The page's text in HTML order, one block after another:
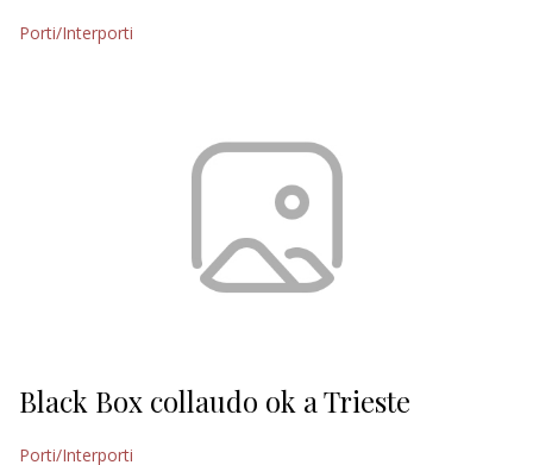
Porti/Interporti
Black Box collaudo ok a Trieste
Porti/Interporti